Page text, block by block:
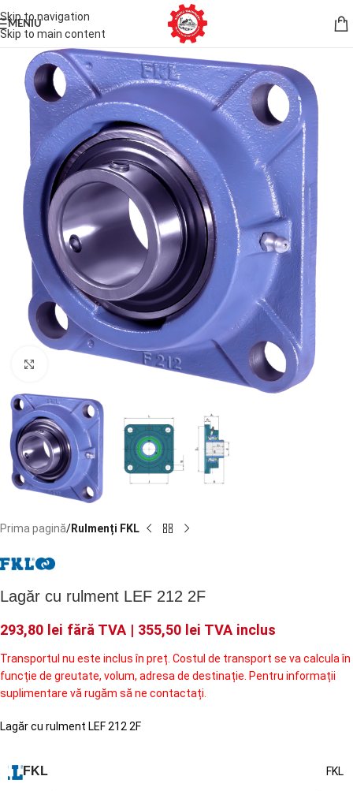
Skip to navigation
Skip to main content
MENIU
Faceți click pentru a mări
Prima pagină Rulmenți FKL
Lagăr cu rulment LEF 212 2F
293,80 lei fără TVA | 355,50 lei TVA inclus
Transportul nu este inclus în preț. Costul de transport se va calcula în
funcție de greutate, volum, adresa de destinație. Pentru informații
suplimentare vă rugăm să ne contactați.
Lagăr cu rulment LEF 212 2F
FKL FKL